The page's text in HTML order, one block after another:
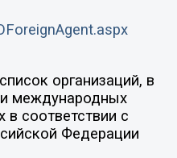
организаций, в
международных
в соответствии с
Федерации